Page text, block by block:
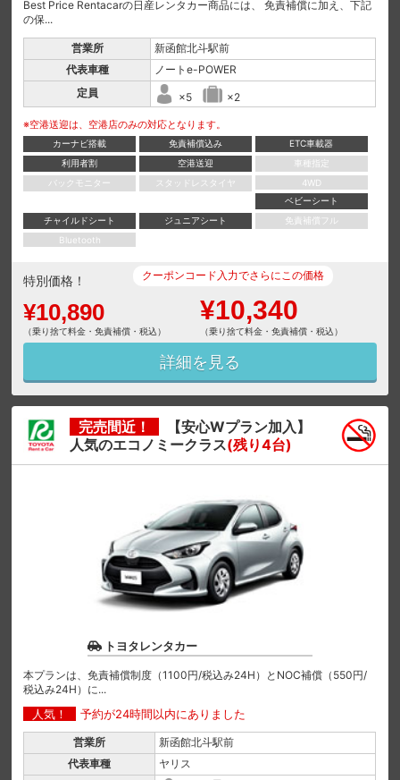
Best Price Rentacarの日産レンタカー商品には、 免責補償に加え、下記
の保...
営業所
新函館北斗駅前
代表車種
ノートe-POWER
定員
×5 ×2
※空港送迎は、空港店のみの対応となります。
カーナビ搭載 免責補償込み
ETC車載器
利用者割
空港送迎
車種指定
バックモニター
スタッドレスタイヤ
4WD
ベビーシート
チャイルドシート
ジュニアシート
免責補償フル
Bluetooth
特別価格！
¥10,890
（乗り捨て料金・免責補償・税込）
クーポンコード入力でさらにこの価格
¥10,340
（乗り捨て料金・免責補償・税込）
詳細を見る
完売間近！
【安心Wプラン加入】
人気のエコノミークラス(残り4台)
トヨタレンタカー
本プランは、免責補償制度（1100円/税込み24H）とNOC補償（550円/
税込み24H）に...
人気！ 予約が24時間以内にありました
営業所
新函館北斗駅前
代表車種
ヤリス